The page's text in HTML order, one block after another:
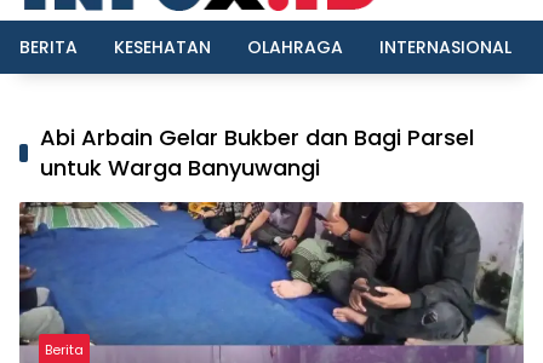
BERITA KESEHATAN OLAHRAGA INTERNASIONAL
Abi Arbain Gelar Bukber dan Bagi Parsel
untuk Warga Banyuwangi
Berita